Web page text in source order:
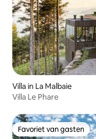
Villa in La Malbaie
Villa Le Phare
Favoriet van gasten
Favoriet van gasten